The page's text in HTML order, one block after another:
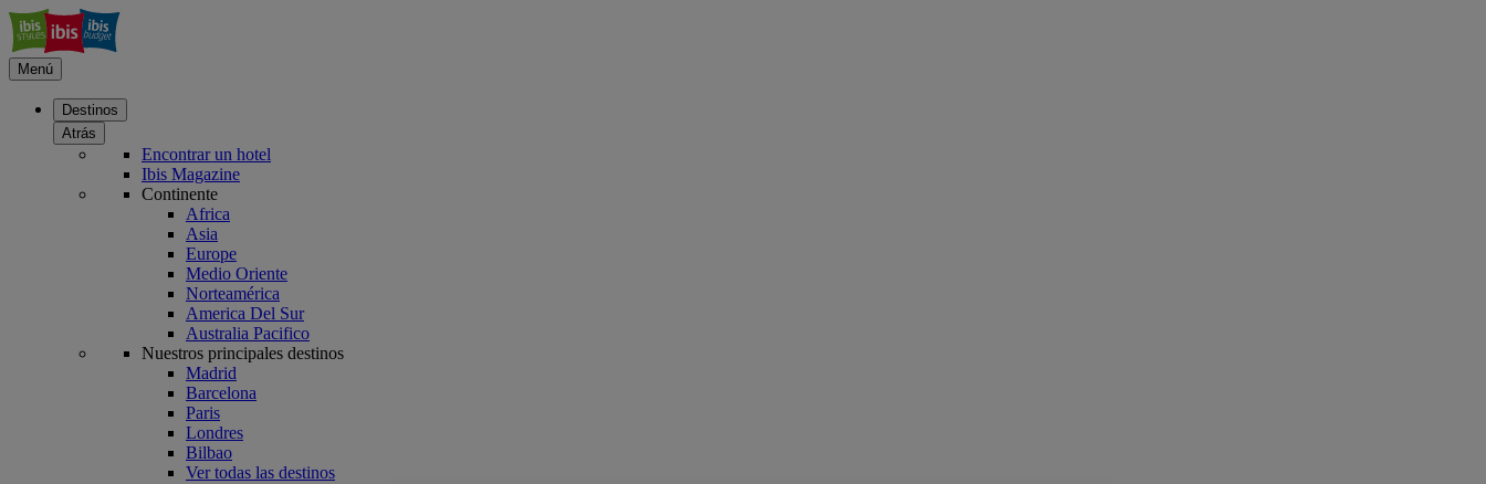
Menú
Destinos
Atrás
Encontrar un hotel
Ibis Magazine
Continente
Africa
Asia
Europe
Medio Oriente
Norteamérica
America Del Sur
Australia Pacifico
Nuestros principales destinos
Madrid
Barcelona
Paris
Londres
Bilbao
Ver todas las destinos